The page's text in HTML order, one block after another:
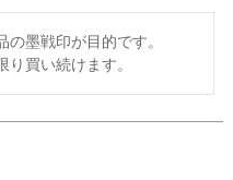
墨戦印が目的です。
買い続けます。